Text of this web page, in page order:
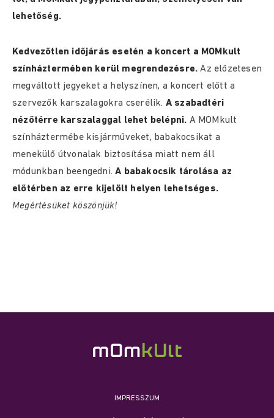
lehetőség.
Kedvezőtlen időjárás esetén a koncert a MOMkult
színháztermében kerül megrendezésre. Az előzetesen
megváltott jegyeket a helyszínen, a koncert előtt a
szervezők karszalagokra cserélik. A szabadtéri
nézőtérre karszalaggal lehet belépni. A MOMkult
színháztermébe kisjárműveket, babakocsikat a
menekülő útvonalak biztosítása miatt nem áll
módunkban beengedni.A babakocsik tárolása az
előtérben az erre kijelölt helyen lehetséges.
Megértésüket köszönjük!
IMPRESSZUM